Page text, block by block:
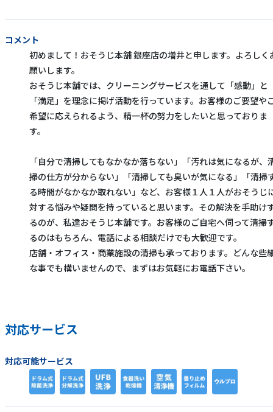
コメント
初めまして！おそうじ本舗 銀座店の増井と申します。よろしく
願いします。
おそうじ本舗では、クリーニングサービスを通して「感動」と
「満足」を理念に掲げ活動を行っています。お客様のご要望や
希望に応えられるよう、精一杯の努力をしたいと思っておりま
す。
「自分で清掃してもなかなか落ちない」「汚れは気になるが、
掃の仕方が分からない」「清掃しても臭いが気になる」「清掃
る時間がなかなか取れない」など、お客様１人１人がおそうじ
対する悩みや疑問を持っていると思います。その解決を手助け
るのが、私達おそうじ本舗です。お客様のご自宅へ伺って清掃
るのはもちろん、電話による相談だけでも大歓迎です。
店舗・オフィス・商業施設の清掃も承っております。どんな些
な事でも構いませんので、まずはお気軽にお電話下さい。
対応サービス
対応可能サービス